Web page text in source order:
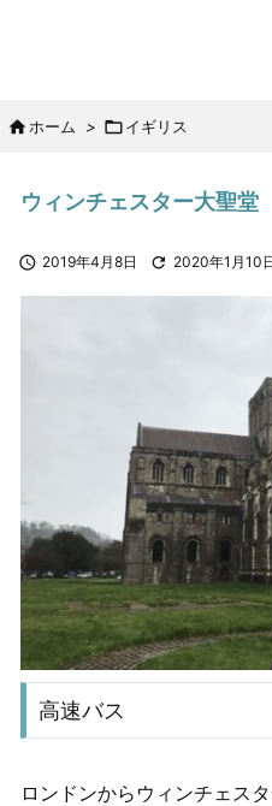
 ホーム > イギリス
ウィンチェスター大聖堂
 2019年4月8日  2020年1月10
高速バス
ロンドンからウィンチェス